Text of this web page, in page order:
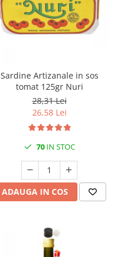
Sardine Artizanale in sos
tomat 125gr Nuri
28,31 Lei
26,58 Lei
70IN STOC
ADAUGA IN COS